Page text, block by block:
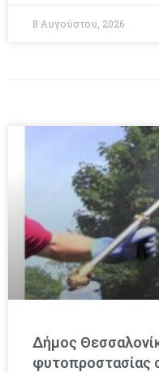
8 Αυγούστου, 2026
Δήμος
φυτοπροστασίας